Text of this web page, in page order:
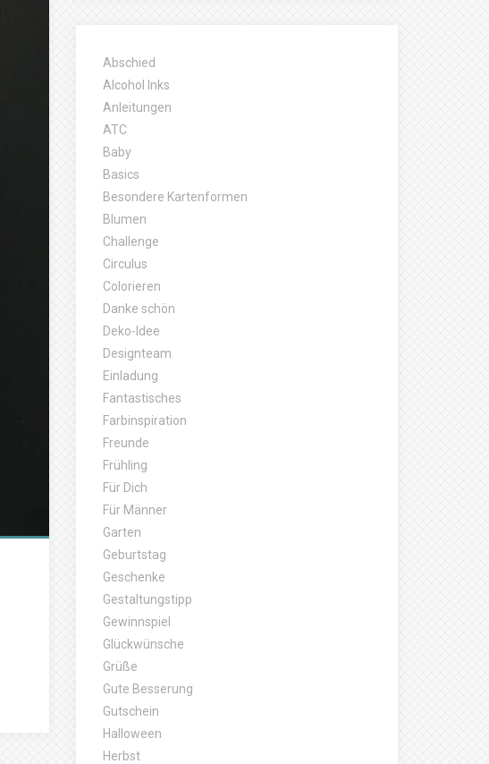
Abschied
Alcohol Inks
Anleitungen
ATC
Baby
Basics
Besondere Kartenformen
Blumen
Challenge
Circulus
Colorieren
Danke schön
Deko-Idee
Designteam
Einladung
Fantastisches
Farbinspiration
Freunde
Frühling
Für Dich
Für Männer
Garten
Geburtstag
Geschenke
Gestaltungstipp
Gewinnspiel
Glückwünsche
Grüße
Gute Besserung
Gutschein
Halloween
Herbst